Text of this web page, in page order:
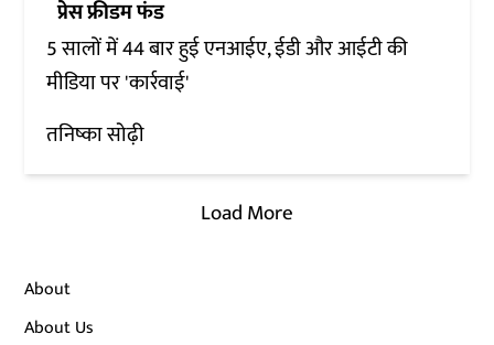
प्रेस फ्रीडम फंड
5 सालों में 44 बार हुई एनआईए, ईडी और आईटी की
मीडिया पर 'कार्रवाई'
तनिष्का सोढ़ी
Load More
About
About Us